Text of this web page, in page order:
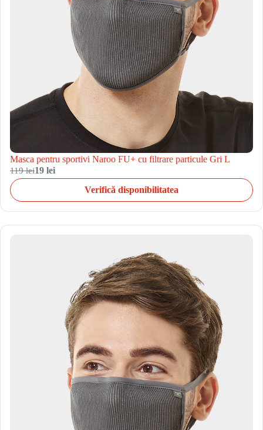
Masca pentru sportivi Naroo FU+ cu filtrare particule Gri L
119 lei19 lei
Verifică disponibilitatea